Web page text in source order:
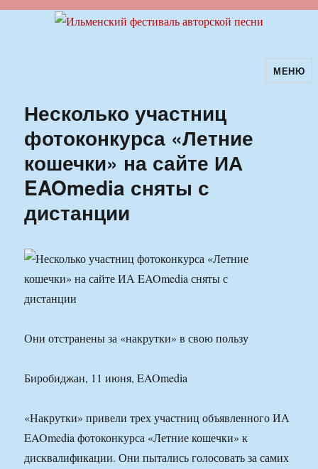
Ильменский фестиваль авторскойМЕНЮ
Несколько участниц
фотоконкурса «Летние
кошечки» на сайте ИА
EAOmedia сняты с
дистанции
Они отстранены за «накрутки» в свою пользу
Биробиджан, 11 июня, EAOmedia
«Накрутки» привели трех участниц объявленного ИА
EAOmedia фотоконкурса «Летние кошечки» к
дисквалификации. Они пытались голосовать за самих